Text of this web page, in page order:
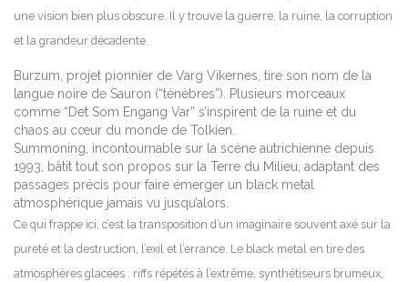
une vision bien plus obscure. Il y trouve la guerre, la ruine, la corruption
et la grandeur décadente.
Burzum, projet pionnier de Varg Vikernes, tire son nom de la
langue noire de Sauron (“ténèbres”). Plusieurs morceaux
comme “Det Som Engang Var” s’inspirent de la ruine et du
chaos au cœur du monde de Tolkien.
Summoning, incontournable sur la scène autrichienne depuis
1993, bâtit tout son propos sur la Terre du Milieu, adaptant des
passages précis pour faire émerger un black metal
atmosphérique jamais vu jusqu’alors.
Ce qui frappe ici, c’est la transposition d’un imaginaire souvent axé sur la
pureté et la destruction, l’exil et l’errance. Le black metal en tire des
atmosphères glacées : riffs répétés à l’extrême, synthétiseurs brumeux,